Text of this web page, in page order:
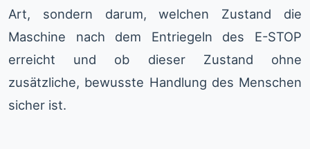
Art, sondern darum, welchen Zustand die
Maschine nach dem Entriegeln des E-STOP
erreicht und ob dieser Zustand ohne
zusätzliche, bewusste Handlung des Menschen
sicher ist.